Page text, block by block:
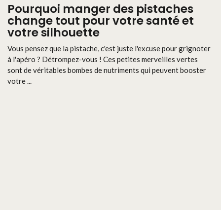
Pourquoi manger des pistaches
change tout pour votre santé et
votre silhouette
Vous pensez que la pistache, c'est juste l'excuse pour grignoter
à l'apéro ? Détrompez-vous ! Ces petites merveilles vertes
sont de véritables bombes de nutriments qui peuvent booster
votre ...